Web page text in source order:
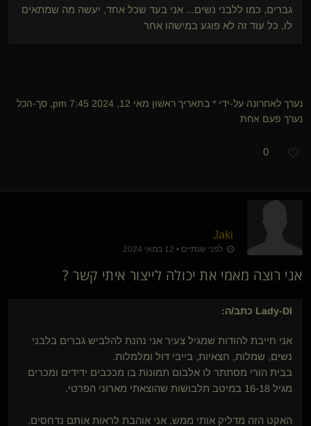
גברים, כמו ללבני נשים... אני בעד שכל אחד, יעשה מה שמתאים
לו, כל עוד זה לא פוגע במישהו אחר
נערך לאחרונה על-ידי * בתאריך ראשון מאי 12, 2024 7:45 pm, סך-הכל
נערך פעם אחת
0
Jaki
לפני שנתיים • 12 במאי 2024
אני רוצה מאמי את יכולה לייצור איתי קשר ?
Lady-DI כתב/ה:
אני חייבת להודות שמגיל צעיר אני נהנת להלביש גברים בלבני
נשים, שמלות, חצאיות, בייבי דול ומלמלות.
בבית הורי מסתתר לו אלבום תמונות בו מככבים ידידים ומכרים
מגיל 16-18 במיטב תלבושות שהוצאתי מארוני הפרטי.
האקט הזה מדליק אותי ממש, אני אוהבת לראות אותם נדחסים,